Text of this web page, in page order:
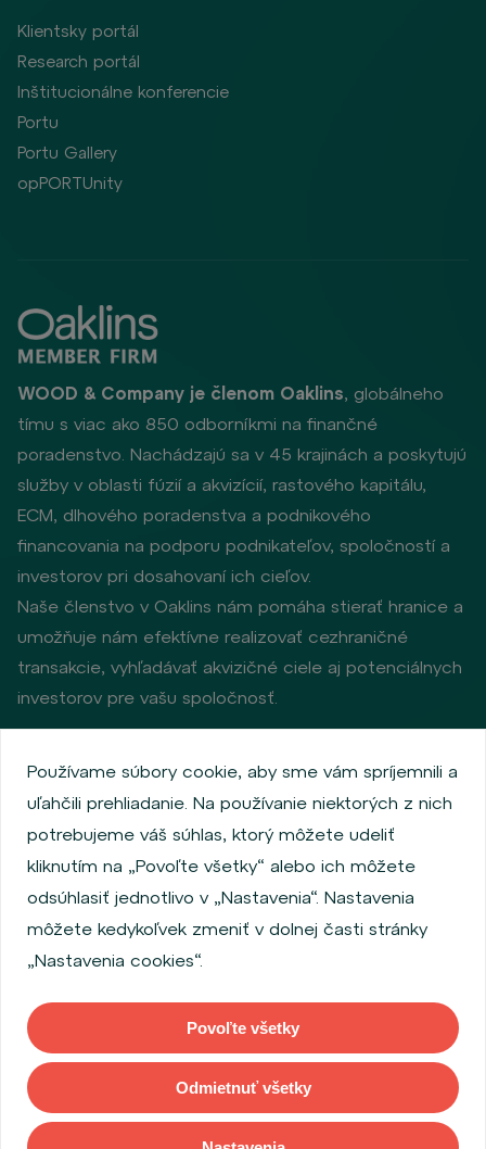
Klientsky portál
Research portál
Inštitucionálne konferencie
Portu
Portu Gallery
opPORTUnity
WOOD & Company je členom Oaklins, globálneho
tímu s viac ako 850 odborníkmi na finančné
poradenstvo. Nachádzajú sa v 45 krajinách a poskytujú
služby v oblasti fúzií a akvizícií, rastového kapitálu,
ECM, dlhového poradenstva a podnikového
financovania na podporu podnikateľov, spoločností a
investorov pri dosahovaní ich cieľov.
Naše členstvo v Oaklins nám pomáha stierať hranice a
umožňuje nám efektívne realizovať cezhraničné
transakcie, vyhľadávať akvizičné ciele aj potenciálnych
investorov pre vašu spoločnosť.
Zásady ochrany osobných údajov
Používanie súborov cookie
Informácie o emitentoch
Zamestnanecký akciový program
Povinne zverejňované informácie
Finančná výkonnosť
Regulation S, Rule 144a
MiFID Information
Disclaimer
Copyright © 2026 WOOD & Company Všetky práva vyhradené. (WOOD &
Company Financial Services, a. s. je regulovaná Českou národnou bankou
so sídlom Na Příkopě 28, 115 03, Praha 1, Česká republika).
Používame súbory cookie, aby sme vám spríjemnili a
uľahčili prehliadanie. Na používanie niektorých z nich
potrebujeme váš súhlas, ktorý môžete udeliť
kliknutím na „Povoľte všetky“ alebo ich môžete
odsúhlasiť jednotlivo v „Nastavenia“. Nastavenia
môžete kedykoľvek zmeniť v dolnej časti stránky
„Nastavenia cookies“.
Odmietnuť všetky
Povoľte všetky